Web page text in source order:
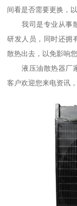
间看是否需要更换，
我司是专业从事散
研发人员，同时还拥
散热出去，以免影响您
液压油散热器厂
客户欢迎您来电资讯